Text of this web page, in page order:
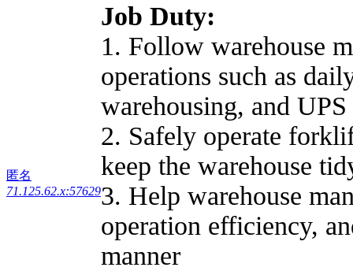
匿名
71.125.62.x:57629
Job Duty:
1. Follow warehouse
operations such as
warehousing, and
2. Safely operate
keep the warehouse
3. Help warehouse
operation efficiency,
manner